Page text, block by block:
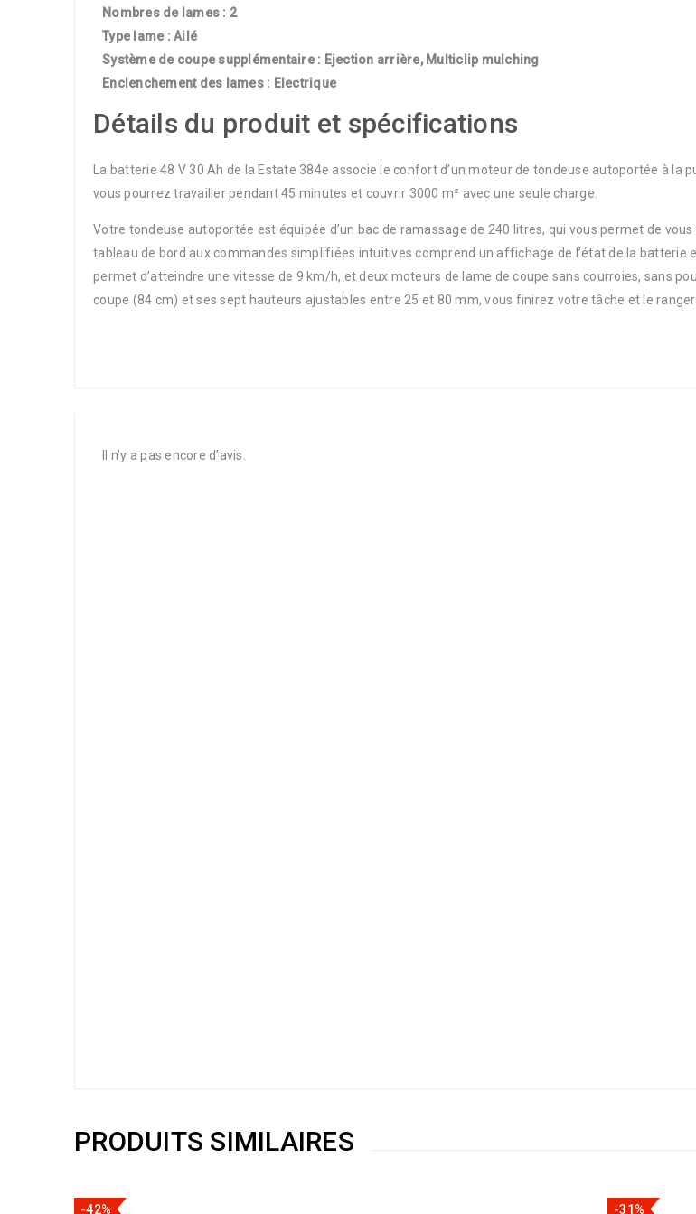
Nombres de lames : 2
Type lame : Ailé
Système de coupe supplémentaire : Ejection arrière, Multiclip mulching
Enclenchement des lames : Electrique
Détails du produit et spécifications
La batterie 48 V 30 Ah de la Estate 384e associe le confort d’un moteur de tondeuse autoportée à
vous pourrez travailler pendant 45 minutes et couvrir 3000 m² avec une seule charge.
Votre tondeuse autoportée est équipée d’un bac de ramassage de 240 litres, qui vous permet de
tableau de bord aux commandes simplifiées intuitives comprend un affichage de l’état de la batterie
permet d’atteindre une vitesse de 9 km/h, et deux moteurs de lame de coupe sans courroies, sans
coupe (84 cm) et ses sept hauteurs ajustables entre 25 et 80 mm, vous finirez votre tâche et le
Il n’y a pas encore d’avis.
PRODUITS SIMILAIRES
-42% -31%